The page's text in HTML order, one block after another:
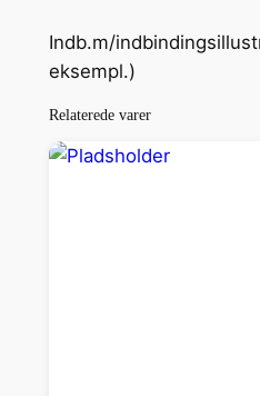
a
n
l
Indb.m/
eksempl.)
Relaterede varer